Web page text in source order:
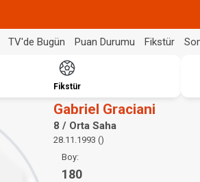
TV'de Bugün Puan Durumu Fikstür
Fikstür
Gabriel Graciani
8 / Orta Saha
28.11.1993 ()
Boy:
180